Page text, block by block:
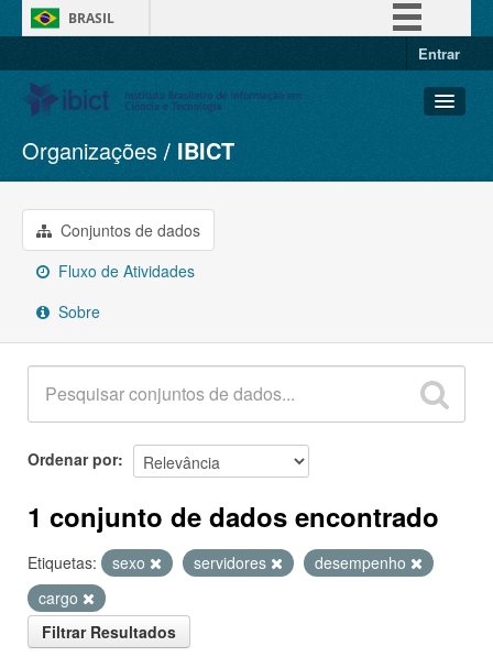
BRASIL
Entrar
Conjuntos de dados
Organizações
Grupos
Sobre
Organizações IBICT
Conjuntos de dados
Fluxo de Atividades
Sobre
Ordenar por
1 conjunto de dados encontrado
Etiquetas: sexo servidores
desempenho
cargo
Filtrar Resultados